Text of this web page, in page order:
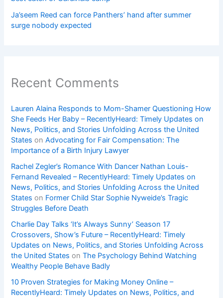
Ja’seem Reed can force Panthers’ hand after summer
surge nobody expected
Recent Comments
Lauren Alaina Responds to Mom-Shamer Questioning How
She Feeds Her Baby – RecentlyHeard: Timely Updates on
News, Politics, and Stories Unfolding Across the United
States onAdvocating for Fair Compensation: The
Importance of a Birth Injury Lawyer
Rachel Zegler’s Romance With Dancer Nathan Louis-
Fernand Revealed – RecentlyHeard: Timely Updates on
News, Politics, and Stories Unfolding Across the United
States on Former Child Star Sophie Nyweide’s Tragic
Struggles Before Death
Charlie Day Talks ‘It’s Always Sunny’ Season 17
Crossovers, Show’s Future – RecentlyHeard: Timely
Updates on News, Politics, and Stories Unfolding Across
the United States onThe Psychology Behind Watching
Wealthy People Behave Badly
10 Proven Strategies for Making Money Online –
RecentlyHeard: Timely Updates on News, Politics, and